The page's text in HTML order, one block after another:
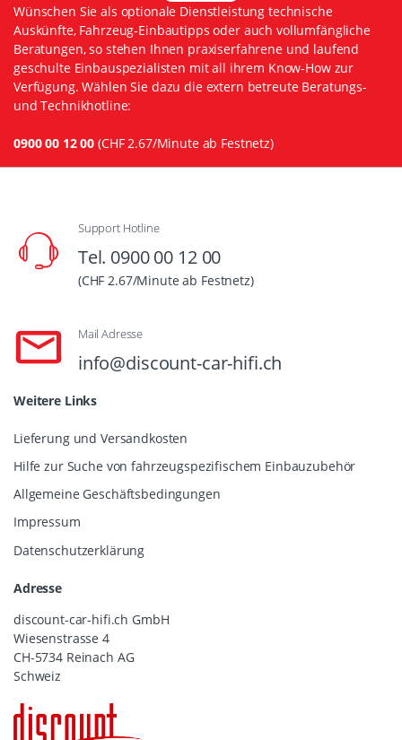
Wünschen Sie als optionale Dienstleistung technische
Auskünfte, Fahrzeug-Einbautipps oder auch vollumfängliche
Beratungen, so stehen Ihnen praxiserfahrene und laufend
geschulte Einbauspezialisten mit all ihrem Know-How zur
Verfügung. Wählen Sie dazu die extern betreute Beratungs-
und Technikhotline:
0900 00 12 00 (CHF 2.67/Minute ab Festnetz)
Support Hotline
Tel. 0900 00 12 00
(CHF 2.67/Minute ab Festnetz)
Mail Adresse
info@discount-car-hifi.ch
Weitere Links
Lieferung und Versandkosten
Hilfe zur Suche von fahrzeugspezifischem Einbauzubehör
Allgemeine Geschäftsbedingungen
Impressum
Datenschutzerklärung
Adresse
discount-car-hifi.ch GmbH
Wiesenstrasse 4
CH-5734 Reinach AG
Schweiz